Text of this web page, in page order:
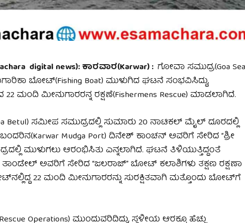
digital news):ಕಾರವಾರ(Karwar) :ಗೋವಾ ಸಮುದ್ರ(Goa
ಬೋಟ್(Fishing Boat) ಮುಳುಗಿದ ಘಟನೆ ಸಂಭವಿಸಿದ್ದು,
ಮಂದಿ ಮೀನುಗಾರರನ್ನ ರಕ್ಷಣೆ(Fishermens Rescue) ಮಾಡಲಾಗಿದೆ.
Betul) ಸಮೀಪ ಸಮುದ್ರದಲ್ಲಿ ಸುಮಾರು 20 ನಾಟಿಕಲ್ ಮೈಲ್ ದೂರದಲ್ಲಿ
Mudga Port) ದಿನೇಶ್ ಕಾಂಚನ್ ಅವರಿಗೆ ಸೇರಿದ “ಶ್ರೀ
ಮುಳುಗಲು ಆರಂಭಿಸಿತು ಎನ್ನಲಾಗಿದೆ. ಘಟನೆ ತಿಳಿಯುತ್ತಿದ್ದಂತೆ
ಅವರಿಗೆ ಸೇರಿದ “ಜಲರಾಜ್” ಬೋಟ್ ಕಲಾಶಿಗಳು ತಕ್ಷಣ ರಕ್ಷಣಾ
22 ಮಂದಿ ಮೀನುಗಾರರನ್ನು ಸುರಕ್ಷಿತವಾಗಿ ಮತ್ತೊಂದು ಬೋಟ್‌ಗೆ
Operations) ಮುಂದುವರಿದಿದ್ದು, ಸ್ಥಳೀಯ ಆರಕ್ಕೂ ಹೆಚ್ಚು